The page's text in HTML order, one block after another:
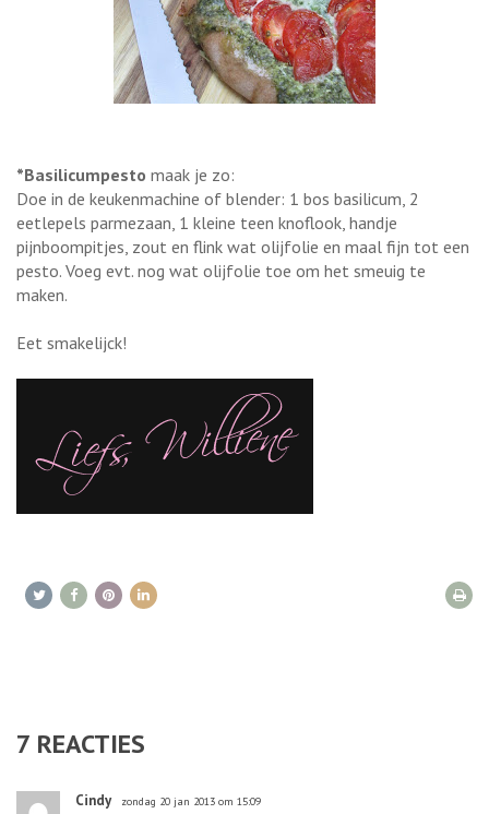
*Basilicumpesto maak je zo:
Doe in de keukenmachine of blender: 1 bos basilicum, 2
eetlepels parmezaan, 1 kleine teen knoflook, handje
pijnboompitjes, zout en flink wat olijfolie en maal fijn tot een
pesto. Voeg evt. nog wat olijfolie toe om het smeuig te
maken.
Eet smakelijck!
7 REACTIES
Cindy zondag 20 jan 2013 om 15:09